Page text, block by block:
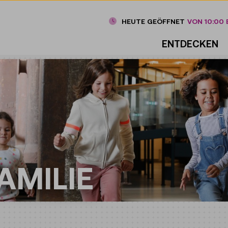
ENTDECKEN
HEUTE GEÖFFNET VON 10:00